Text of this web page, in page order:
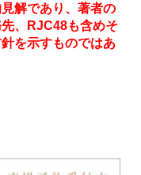
解であり、著者の
、RJC48も含めそ
を示すものではあ